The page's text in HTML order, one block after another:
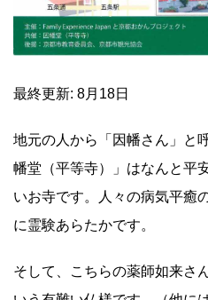
最終更新: 8月18日
地元の人から「因幡さん」と
幡堂（平等寺）」はなんと平
いお寺です。人々の病気平癒
に霊験あらたかです。
そして、こちらの薬師如来さ